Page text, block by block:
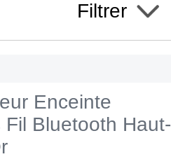
Filtrer
Enceinte
Bluetooth Haut-